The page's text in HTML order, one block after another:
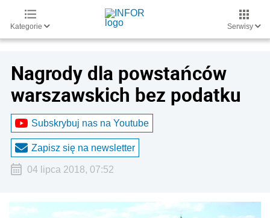
Kategorie Serwisy
Nagrody dla powstańców
warszawskich bez podatku
Subskrybuj nas na Youtube
Zapisz się na newsletter
04 lipca 2018, 07:52